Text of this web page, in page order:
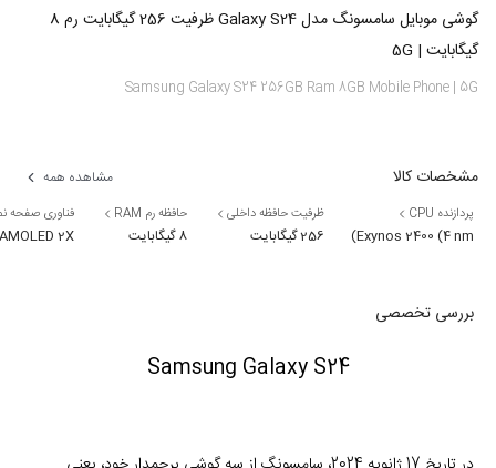
گوشی موبایل سامسونگ مدل Galaxy S24 ظرفیت 256 گیگابایت رم 8
گیگابایت | 5G
Samsung Galaxy S24 256GB Ram 8GB Mobile Phone | 5G
مشخصات کالا مشاهده همه
پردازنده CPU
Exynos 2400 (4 nm)
ظرفیت حافظه داخلی
256 گیگابایت
حافظه رم RAM
8 گیگابایت
فناوری صفحه
2X
بررسی تخصصی
Samsung Galaxy S24